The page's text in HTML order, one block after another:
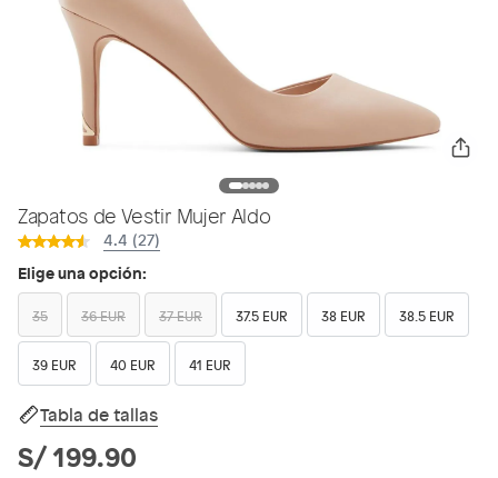
Zapatos de Vestir Mujer Aldo
4.4 (27)
Elige una opción:
35 36 EUR 37 EUR 37.5 EUR 38 EUR 38.5 EUR
39 EUR 40 EUR 41 EUR
Tabla de tallas
S/ 199.90